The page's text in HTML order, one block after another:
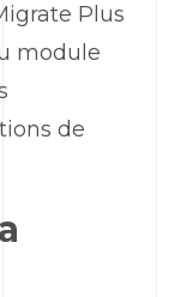
Plus
module
de